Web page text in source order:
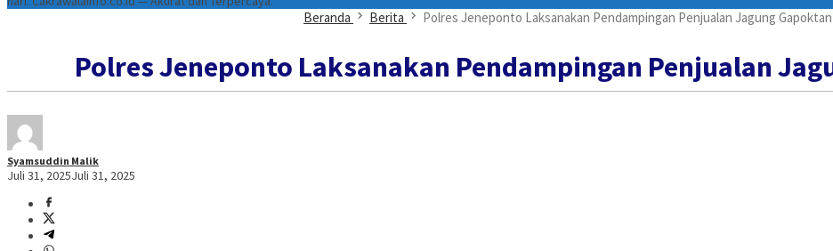
Beranda Berita Polres Jeneponto Laksanakan Pendampingan Penjualan Jagung
Polres Jeneponto Laksanakan Pendampingan Penjualan
Syamsuddin Malik
Juli 31, 2025Juli 31, 2025